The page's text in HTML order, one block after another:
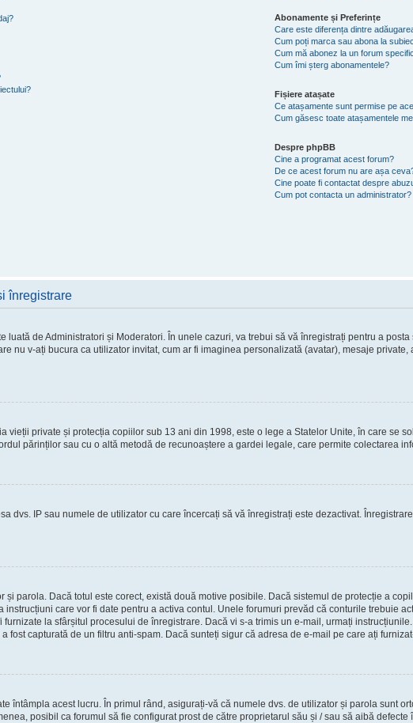
Abonamente și Preferințe
Care este diferența dintre
Cum poți marca sau abona la
Cum mă abonez la un forum
Cum îmi șterg abonamentele?
Fișiere atașate
Ce atașamente sunt permise pe
Cum găsesc toate atașamentele
Despre phpBB
Cine a programat acest forum?
De ce acest forum nu are așa
Cine poate fi contactat despre
Cum pot contacta un administrator?
înregistrare
luată de Administratori și Moderatori. În unele cazuri, va trebui să vă înregistrați pentru a
nu v-ați bucura ca utilizator invitat, cum ar fi imaginea personalizată (avatar), mesaje
vieții private și protecția copiilor sub 13 ani din 1998, este o lege a Statelor Unite, în care se
părinților sau cu o altă metodă de recunoaștere a gardei legale, care permite colectarea
dvs. IP sau numele de utilizator cu care încercați să vă înregistrați este dezactivat.
și parola. Dacă totul este corect, există două motive posibile. Dacă sistemul de protecție a
instrucțiuni care vor fi date pentru a activa contul. Unele forumuri prevăd că conturile trebuie
furnizate la sfârșitul procesului de înregistrare. Dacă vi s-a trimis un e-mail, urmați
fost capturată de un filtru anti-spam. Dacă sunteți sigur că adresa de e-mail pe care ați
întâmpla acest lucru. În primul rând, asigurați-vă că numele dvs. de utilizator și parola sunt
posibil ca forumul să fie configurat prost de către proprietarul său și / sau să aibă defecte